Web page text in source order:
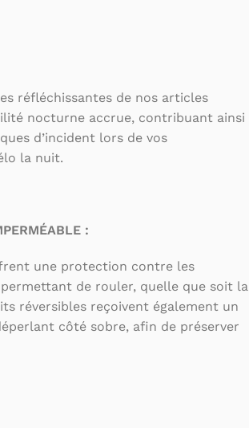
réfléchissantes de nos articles
nocturne accrue, contribuant ainsi
d’incident lors de vos
la nuit.
:
une protection contre les
de rouler, quelle que soit la
réversibles reçoivent également un
côté sobre, afin de préserver